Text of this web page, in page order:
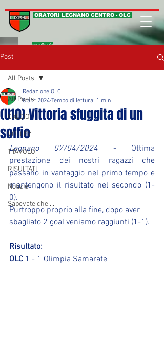
ORATORI LEGNANO CENTRO - OLC
sito ufficiale
Post
All Posts
CALCIO
VOLLEY
T.TAVOLO
RISULTATI
Notizie
Sapevate che ...
All Posts
(U10) Vittoria sfuggita di un
soffio
Redazione OLC
8 apr 2024 Tempo di lettura: 1 min
Legnano 07/04/2024 - Ottima
prestazione dei nostri ragazzi che
passano in vantaggio nel primo tempo e
mantengono il risultato nel secondo (1-
0).
Purtroppo proprio alla fine, dopo aver
sbagliato 2 goal veniamo raggiunti (1-1).
Risultato:
OLC 1 - 1 Olimpia Samarate